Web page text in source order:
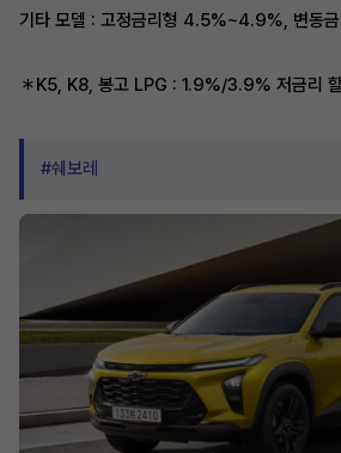
기타 모델 : 고정금리형 4.5%~4.9%, 변동
＊K5, K8, 봉고 LPG : 1.9%/3.9% 저금리
#쉐보레